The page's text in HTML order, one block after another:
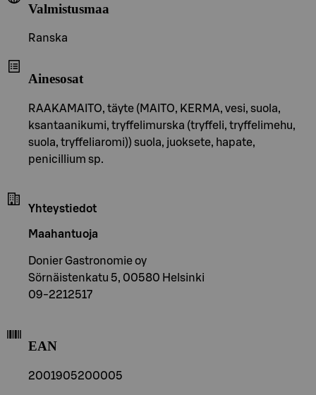
Valmistusmaa
Ranska
Ainesosat
RAAKAMAITO, täyte (MAITO, KERMA, vesi, suola,
ksantaanikumi, tryffelimurska (tryffeli, tryffelimehu,
suola, tryffeliaromi)) suola, juoksete, hapate,
penicillium sp.
Yhteystiedot
Maahantuoja
Donier Gastronomie oy
Sörnäistenkatu 5, 00580 Helsinki
09-2212517
EAN
2001905200005